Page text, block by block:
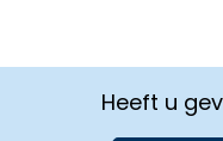
Heeft u